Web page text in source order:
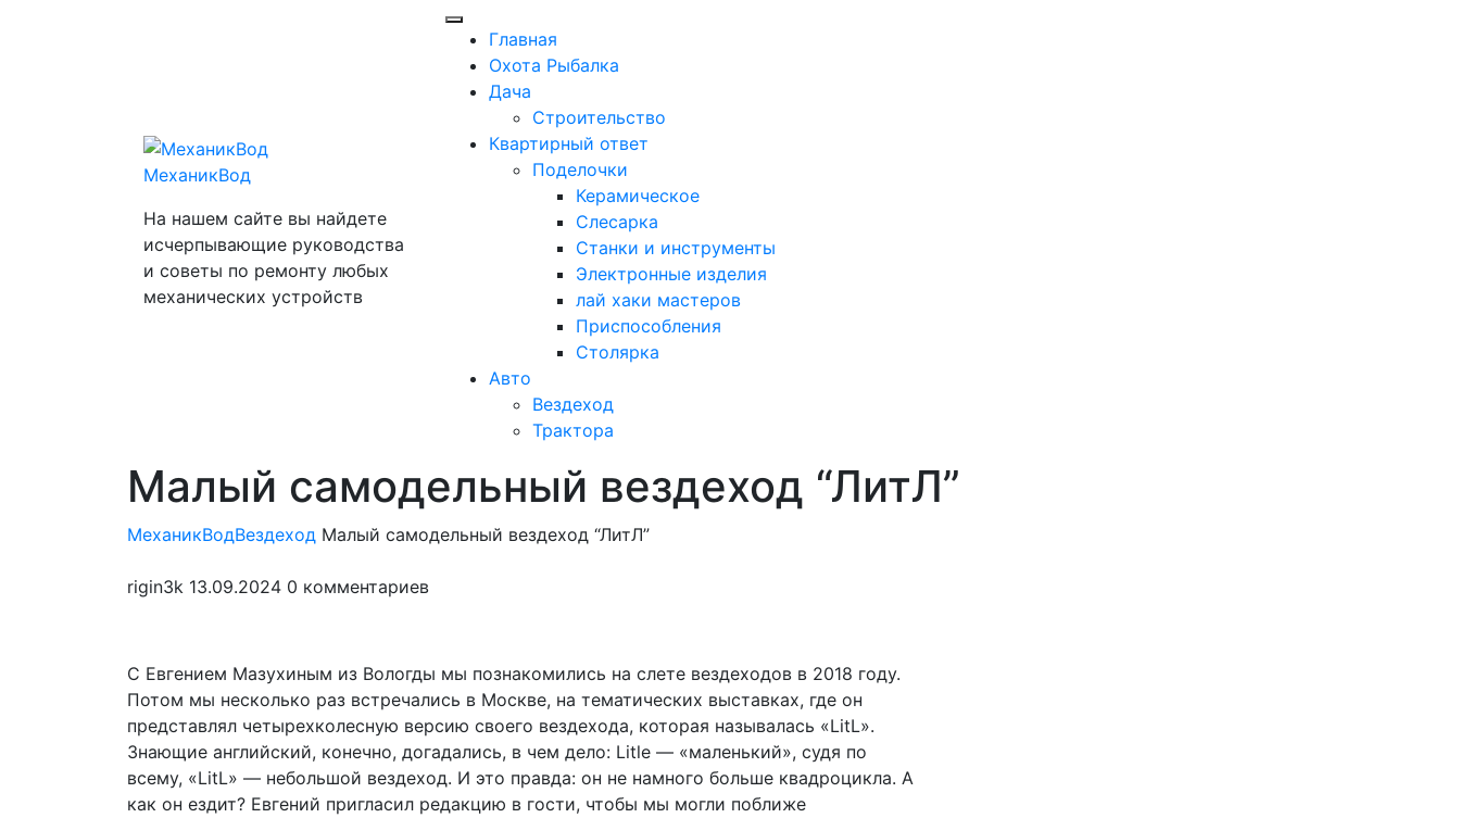
МеханикВод
На нашем сайте вы найдете
исчерпывающие руководства
и советы по ремонту любых
механических устройств
Открыть
меню
Главная
Охота Рыбалка
Дача
Строительство
Квартирный ответ
Поделочки
Керамическое
Слесарка
Станки и инструменты
Электронные изделия
лай хаки мастеров
Приспособления
Столярка
Авто
Вездеход
Трактора
Закрыть
меню
Малый самодельный вездеход “ЛитЛ”
МеханикВодВездеход Малый самодельный вездеход “ЛитЛ”
rigin3k 13.09.2024 0 комментариев
С Евгением Мазухиным из Вологды мы познакомились на слете вездеходов в 2018 году.
Потом мы несколько раз встречались в Москве, на тематических выставках, где он
представлял четырехколесную версию своего вездехода, которая называлась «LitL».
Знающие английский, конечно, догадались, в чем дело: Litle — «маленький», судя по
всему, «LitL» — небольшой вездеход. И это правда: он не намного больше квадроцикла. А
как он ездит? Евгений пригласил редакцию в гости, чтобы мы могли поближе